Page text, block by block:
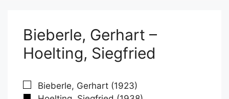
Bieberle, Gerhart –
Hoelting, Siegfried
Bieberle, Gerhart (1923)